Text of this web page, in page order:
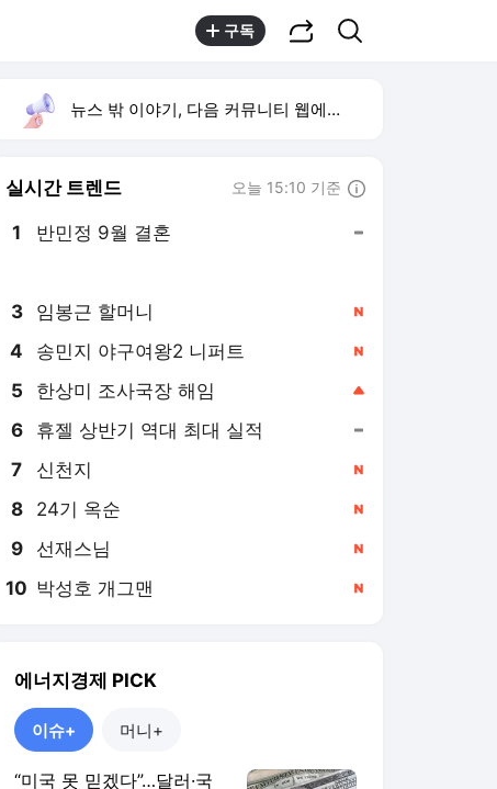
구독
뉴스 밖 이야기, 다음 커뮤니티 웹에서 보기
실시간 트렌드 오늘 15:10 기준
1 반민정 9월 결혼
3 임봉근 할머니
4 송민지 야구여왕2 니퍼트
5 한상미 조사국장 해임
6 휴젤 상반기 역대 최대 실적
7 신천지
8 24기 옥순
9 선재스님
10 박성호 개그맨
에너지경제 PICK
이슈+ 머니+
“미국 못 믿겠다”…달러·국